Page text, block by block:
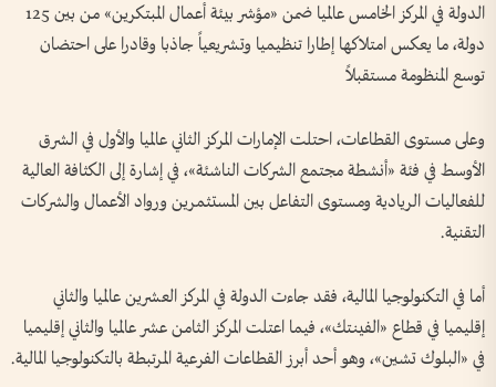
الدولة في المركز الخامس عالميا ضمن «مؤشر بيئة أعمال المبتكرين» من بين 125
دولة، ما يعكس امتلاكها إطارا تنظيميا وتشريعياً جاذبا وقادرا على احتضان
توسع المنظومة مستقبلاً
وعلى مستوى القطاعات، احتلت الإمارات المركز الثاني عالميا والأول في الشرق
الأوسط في فئة «أنشطة مجتمع الشركات الناشئة»، في إشارة إلى الكثافة العالية
للفعاليات الريادية ومستوى التفاعل بين المستثمرين ورواد الأعمال والشركات
التقنية.
أما في التكنولوجيا المالية، فقد جاءت الدولة في المركز العشرين عالميا والثاني
إقليميا في قطاع «الفينتك»، فيما اعتلت المركز الثامن عشر عالميا والثاني إقليميا
في «البلوك تشين»، وهو أحد أبرز القطاعات الفرعية المرتبطة بالتكنولوجيا المالية.